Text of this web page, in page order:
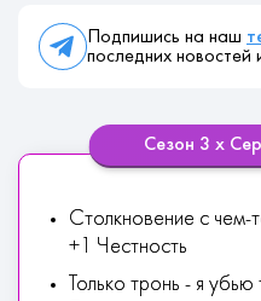
Подпишись на наш
последних новостей
Сезон 3 х
Столкновение с чем-
+1 Честность
Только тронь - я